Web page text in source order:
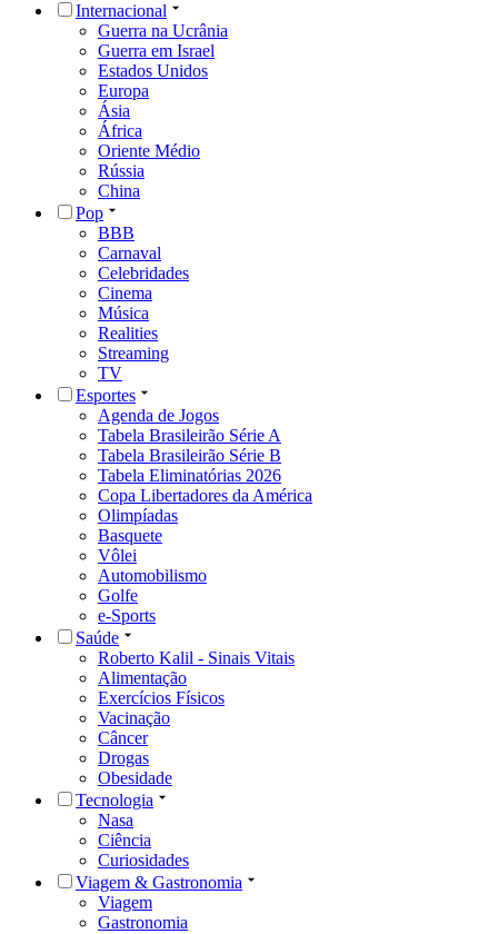
Internacional
Guerra na Ucrânia
Guerra em Israel
Estados Unidos
Europa
Ásia
África
Oriente Médio
Rússia
China
Pop
BBB
Carnaval
Celebridades
Cinema
Música
Realities
Streaming
TV
Esportes
Agenda de Jogos
Tabela Brasileirão Série A
Tabela Brasileirão Série B
Tabela Eliminatórias 2026
Copa Libertadores da América
Olimpíadas
Basquete
Vôlei
Automobilismo
Golfe
e-Sports
Saúde
Roberto Kalil - Sinais Vitais
Alimentação
Exercícios Físicos
Vacinação
Câncer
Drogas
Obesidade
Tecnologia
Nasa
Ciência
Curiosidades
Viagem & Gastronomia
Viagem
Gastronomia